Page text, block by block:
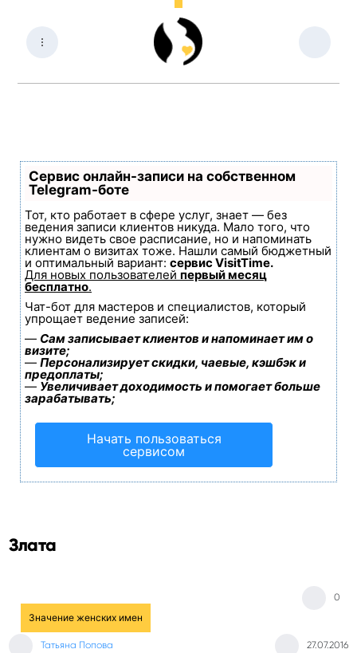
Сервис онлайн-записи на собственном
Telegram-боте
Тот, кто работает в сфере услуг, знает — без
ведения записи клиентов никуда. Мало того, что
нужно видеть свое расписание, но и напоминать
клиентам о визитах тоже. Нашли самый бюджетный
и оптимальный вариант: сервис VisitTime.
Для новых пользователей первый месяц
бесплатно.
Чат-бот для мастеров и специалистов, который
упрощает ведение записей:
— Сам записывает клиентов и напоминает им о
визите;
— Персонализирует скидки, чаевые, кэшбэк и
предоплаты;
— Увеличивает доходимость и помогает больше
зарабатывать;
Начать пользоваться
сервисом
Злата
Значение женских имен
Татьяна Попова 27.07.2016
0